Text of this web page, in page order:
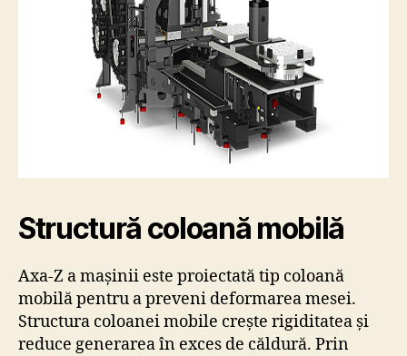
Structură coloană mobilă
Axa-Z a mașinii este proiectată tip coloană
mobilă pentru a preveni deformarea mesei.
Structura coloanei mobile crește rigiditatea și
reduce generarea în exces de căldură. Prin